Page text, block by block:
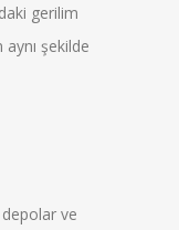
gerilim
şekilde
depolar ve